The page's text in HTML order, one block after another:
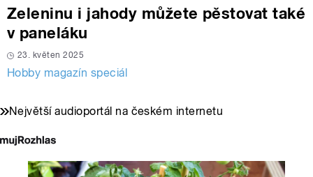
Zeleninu i jahody můžete pěstovat také
v paneláku
23. květen 2025
Hobby magazín speciál
Největší audioportál na českém internetu